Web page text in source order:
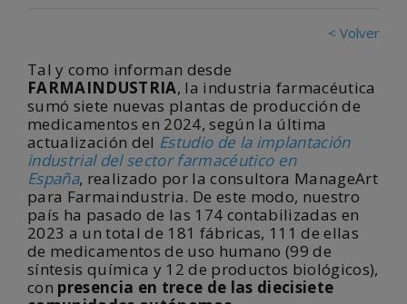
< Volver
Tal y como informan desde
FARMAINDUSTRIA, la industria farmacéutica
sumó siete nuevas plantas de producción de
medicamentos en 2024, según la última
actualización del Estudio de la implantación
industrial del sector farmacéutico en
España, realizado por la consultora ManageArt
para Farmaindustria. De este modo, nuestro
país ha pasado de las 174 contabilizadas en
2023 a un total de 181 fábricas, 111 de ellas
de medicamentos de uso humano (99 de
síntesis química y 12 de productos biológicos),
con presencia en trece de las diecisiete